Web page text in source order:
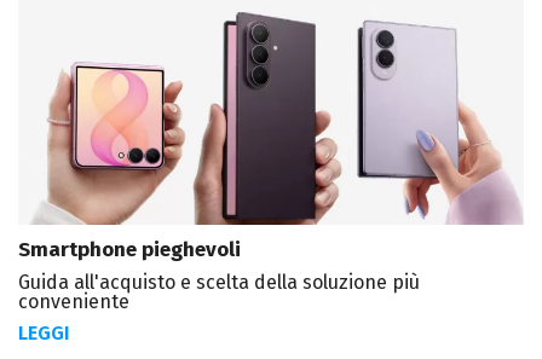
Smartphone pieghevoli
Guida all'acquisto e scelta della soluzione più
conveniente
LEGGI